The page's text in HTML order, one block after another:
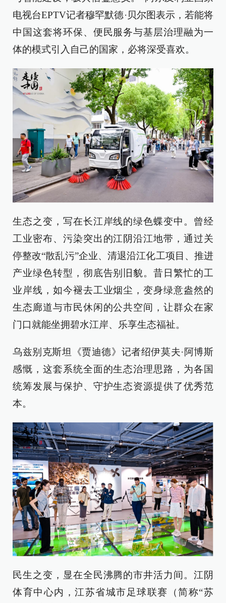
电视台EPTV记者穆罕默德·贝尔图表示，若能将
中国这套将环保、便民服务与基层治理融为一
体的模式引入自己的国家，必将深受喜欢。
生态之变，写在长江岸线的绿色蝶变中。曾经
工业密布、污染突出的江阴沿江地带，通过关
停整改“散乱污”企业、清退沿江化工项目、推进
产业绿色转型，彻底告别旧貌。昔日繁忙的工
业岸线，如今褪去工业烟尘，变身绿意盎然的
生态廊道与市民休闲的公共空间，让群众在家
门口就能坐拥碧水江岸、乐享生态福祉。
乌兹别克斯坦《贾迪德》记者绍伊莫夫·阿博斯
感慨，这套系统全面的生态治理思路，为各国
统筹发展与保护、守护生态资源提供了优秀范
本。
民生之变，显在全民沸腾的市井活力间。江阴
体育中心内，江苏省城市足球联赛（简称“苏